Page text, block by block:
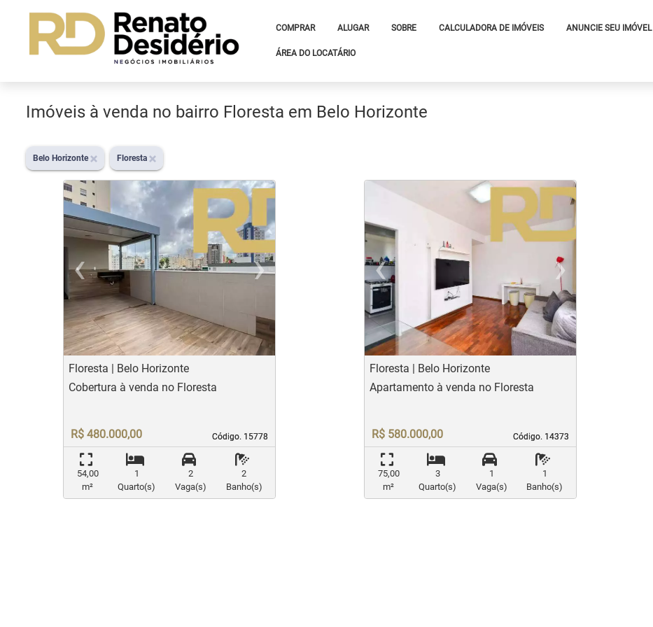
COMPRAR ALUGAR SOBRE CALCULADORA DE IMÓVEIS ANUNCIE SEU IMÓVEL
ÁREA DO LOCATÁRIO
Imóveis à venda no bairro Floresta em Belo Horizonte
Belo Horizonte Floresta
‹
Previous
›
Next
Floresta | Belo Horizonte
Código. 15778
Código. 15778
Cobertura à venda no Floresta
R$ 480.000,00
54,00
m²
1
Quarto(s)
2
Vaga(s)
2
Banho(s)
‹
Previous
›
Next
Floresta | Belo Horizonte
Código. 14373
Código. 14373
Apartamento à venda no Floresta
R$ 580.000,00
75,00
m²
3
Quarto(s)
1
Vaga(s)
1
Banho(s)